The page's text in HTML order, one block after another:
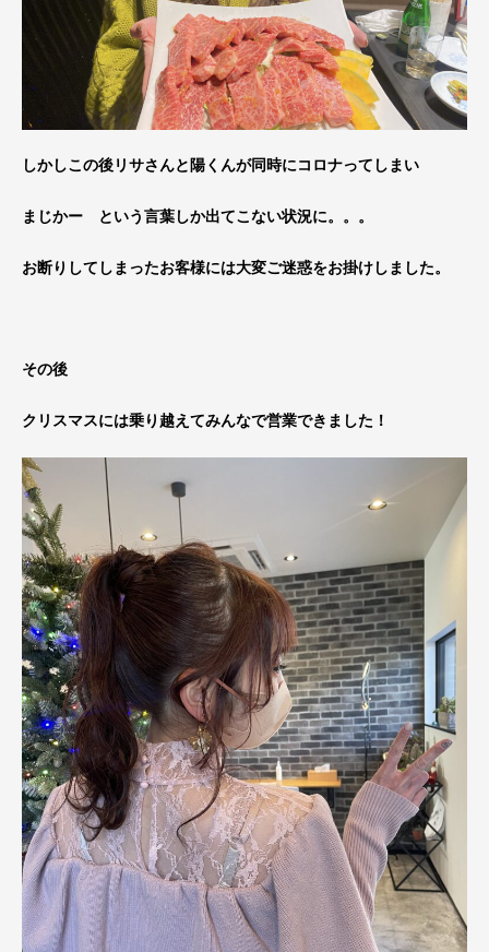
しかしこの後リサさんと陽くんが同時にコロナってしまい
まじかー という言葉しか出てこない状況に。。。
お断りしてしまったお客様には大変ご迷惑をお掛けしました。
その後
クリスマスには乗り越えてみんなで営業できました！